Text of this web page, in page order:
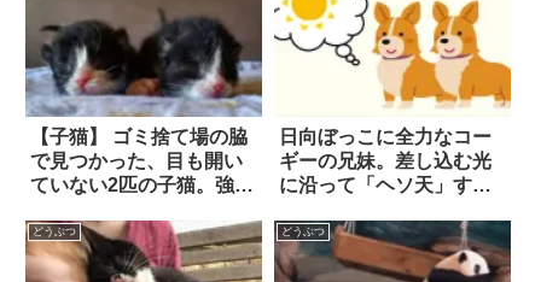
【子猫】 ゴミ捨て場の脇
で見つかった、目も開い
ていない2匹の子猫。強い
合い、やがて幸せを掴
む！！
日向ぼっこに全力なコー
ギーの兄妹。差し込む光
に沿って「ヘソ天」する
どうぶつ どうぶつ